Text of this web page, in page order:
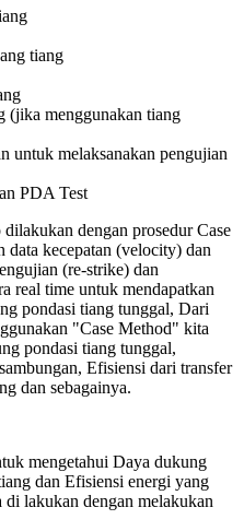
tiang
(jika menggunakan tiang
untuk melaksanakan pengujian
PDA Test
dilakukan dengan prosedur Case
kecepatan (velocity) dan
(re-strike) dan
real time untuk mendapatkan
pondasi tiang tunggal, Dari
"Case Method" kita
pondasi tiang tunggal,
Efisiensi dari transfer
dan sebagainya.
mengetahui Daya dukung
dan Efisiensi energi yang
lakukan dengan melakukan